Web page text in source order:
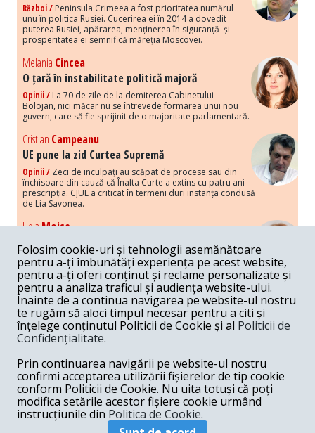
Război / Peninsula Crimeea a fost prioritatea numărul
unu în politica Rusiei. Cucerirea ei în 2014 a dovedit
puterea Rusiei, apărarea, menținerea în siguranță și
prosperitatea ei semnifică măreția Moscovei.
Melania Cincea
O țară în instabilitate politică majoră
Opinii / La 70 de zile de la demiterea Cabinetului
Bolojan, nici măcar nu se întrevede formarea unui nou
guvern, care să fie sprijinit de o majoritate parlamentară.
Cristian Campeanu
UE pune la zid Curtea Supremă
Opinii / Zeci de inculpați au scăpat de procese sau din
închisoare din cauză că Înalta Curte a extins cu patru ani
prescripția. CJUE a criticat în termeni duri instanța condusă
de Lia Savonea.
LidiaMoise
Costurile economice ale haosului politic
Opinii / Economia nu poate rezista cu retorica falsă a
susținerii intereselor poporului, care, de fapt, ascunde
obsesia menținerii privilegiilor și a averilor unor caste.
Melania Cincea
Noi puseuri de xenofobie din partea românilor
„neaoși”
Periodic, în spațiul public sunt voci care lansează
mesaje xenofobe la adresa câte unui politician care deranjează un
anumit grup politico-mediatic, într-un anumit moment.
ArmandGosu
Unirea cu Moldova: modele istorice
Unirea cu Moldova depinde de intensitatea
Folosim cookie-uri și tehnologii asemănătoare
pentru a-ți îmbunătăți experiența pe acest website,
pentru a-ți oferi conținut și reclame personalizate și
pentru a analiza traficul și audiența website-ului.
Înainte de a continua navigarea pe website-ul nostru
te rugăm să aloci timpul necesar pentru a citi și
înțelege conținutul Politicii de Cookie și al Politicii de
Confidențialitate.
Prin continuarea navigării pe website-ul nostru
confirmi acceptarea utilizării fișierelor de tip cookie
conform Politicii de Cookie. Nu uita totuși că poți
modifica setările acestor fișiere cookie urmând
instrucțiunile din Politica de Cookie.